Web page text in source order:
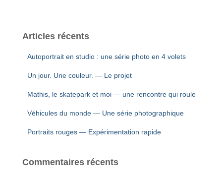
Articles récents
Autoportrait en studio : une série photo en 4 volets
Un jour. Une couleur. — Le projet
Mathis, le skatepark et moi — une rencontre qui roule
Véhicules du monde — Une série photographique
Portraits rouges — Expérimentation rapide
Commentaires récents